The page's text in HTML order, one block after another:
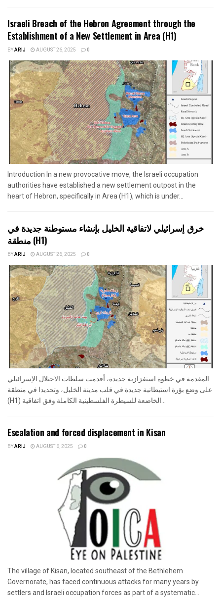
Israeli Breach of the Hebron Agreement through the
Establishment of a New Settlement in Area (H1)
BYARIJ AUGUST 26, 2025 0
Introduction In a new provocative move, the Israeli occupation
authorities have established a new settlement outpost in the
heart of Hebron, specifically in Area (H1), which is under...
خرق إسرائيلي لاتفاقية الخليل بإنشاء مستوطنة جديدة في
منطقة (H1)
BYARIJ AUGUST 26, 2025 0
المقدمة في خطوة استفزازية جديدة، أقدمت سلطات الاحتلال الإسرائيلي
على وضع بؤرة استيطانية جديدة في قلب مدينة الخليل، وتحديدا في منطقة
(H1) الخاضعة للسيطرة الفلسطينية الكاملة وفق اتفاقية...
Escalation and forced displacement in Kisan
BYARIJ AUGUST 6, 2025 0
The village of Kisan, located southeast of the Bethlehem
Governorate, has faced continuous attacks for many years by
settlers and Israeli occupation forces as part of a systematic...